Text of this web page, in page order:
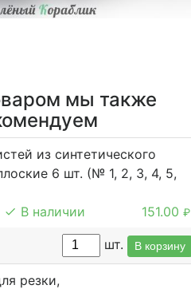
мы также
из синтетического
6 шт. (№ 1, 2, 3, 4, 5,
В наличии 151.00₽
шт. В корзину
резки,